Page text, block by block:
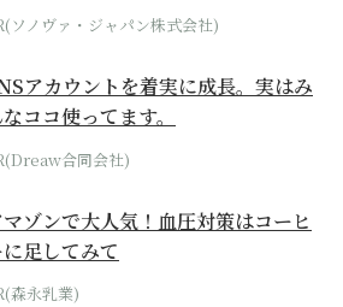
ソノヴァ・ジャパン株式会社)
アカウントを着実に成長。実はみ
ココ使ってます。
合同会社)
マゾンで大人気！血圧対策はコーヒ
足してみて
森永乳業)